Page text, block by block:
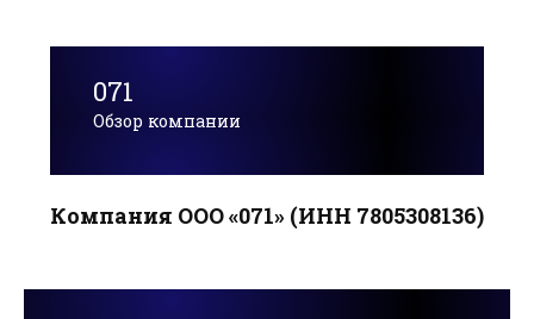
071
Обзор компании
Компания ООО «071» (ИНН 7805308136)